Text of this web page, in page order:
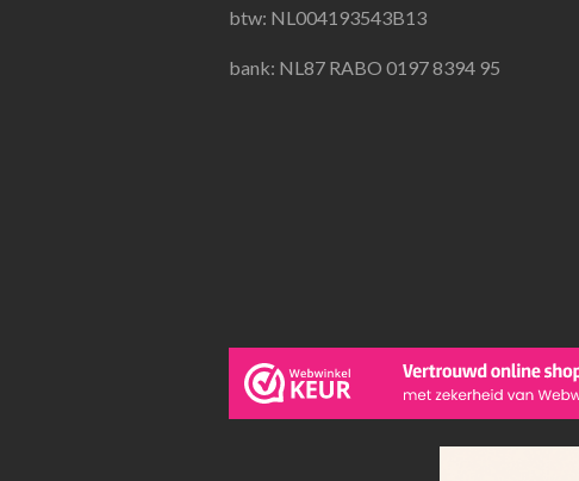
btw: NL004193543B13
bank: NL87 RABO 0197 8394 95